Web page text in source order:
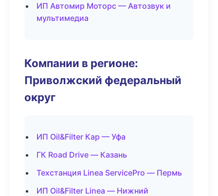
ИП Автомир Моторс — Автозвук и
мультимедиа
Компании в регионе:
Приволжский федеральный
округ
ИП Oil&Filter Кар — Уфа
ГК Road Drive — Казань
Техстанция Linea ServicePro — Пермь
ИП Oil&Filter Linea — Нижний